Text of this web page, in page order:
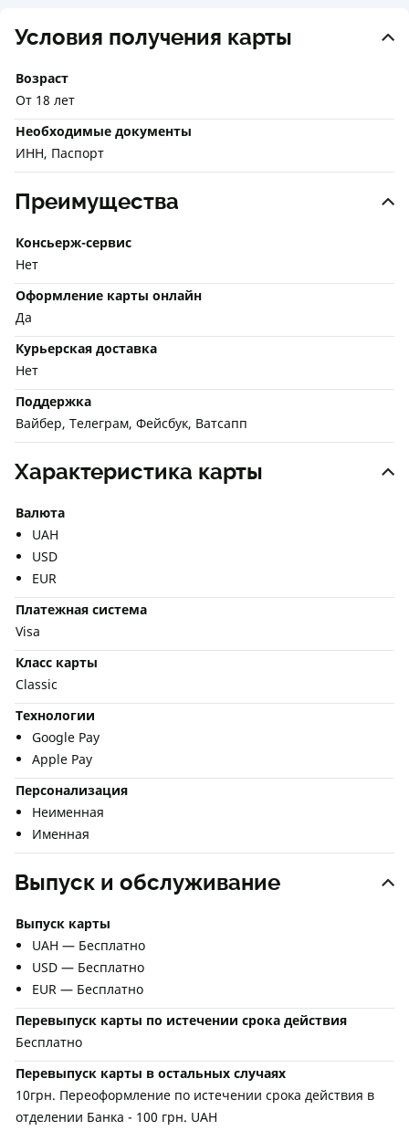
Условия получения карты
Возраст
От 18 лет
Необходимые документы
ИНН, Паспорт
Преимущества
Консьерж-сервис
Нет
Оформление карты онлайн
Да
Курьерская доставка
Нет
Поддержка
Вайбер, Телеграм, Фейсбук, Ватсапп
Характеристика карты
Валюта
UAH
USD
EUR
Платежная система
Visa
Класс карты
Classic
Технологии
Google Pay
Apple Pay
Персонализация
Неименная
Именная
Выпуск и обслуживание
Выпуск карты
UAH — Бесплатно
USD — Бесплатно
EUR — Бесплатно
Перевыпуск карты по истечении срока действия
Бесплатно
Перевыпуск карты в остальных случаях
10грн. Переоформление по истечении срока действия в
отделении Банка - 100 грн. UAH